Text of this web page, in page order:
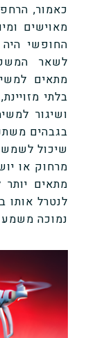
כאמור,
מאוישים
החופשי
לשאר
מתאים
בלתי
ושיגור
בגבהים
שיכול
מרחוק או
מתאים
לנטרל אותו
נמוכה